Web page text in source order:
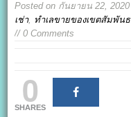
Posted on กันยายน 22, 2020
เช่า, ทำเลขายของเขตสัมพัน
// 0 Comments
0
SHARES